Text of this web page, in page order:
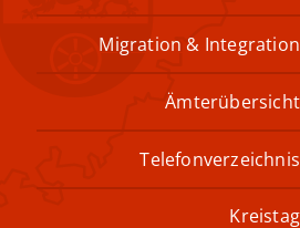
Migration & Integration
Ämterübersicht
Telefonverzeichnis
Kreistag